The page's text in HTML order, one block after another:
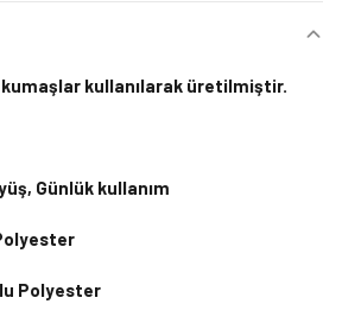
kullanılarak üretilmiştir.
Unisex
Günlük kullanım
Polyester